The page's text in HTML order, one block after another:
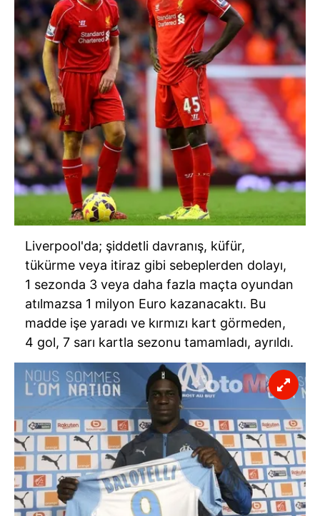
Liverpool'da; şiddetli davranış, küfür,
tükürme veya itiraz gibi sebeplerden dolayı,
1 sezonda 3 veya daha fazla maçta oyundan
atılmazsa 1 milyon Euro kazanacaktı. Bu
madde işe yaradı ve kırmızı kart görmeden,
4 gol, 7 sarı kartla sezonu tamamladı, ayrıldı.